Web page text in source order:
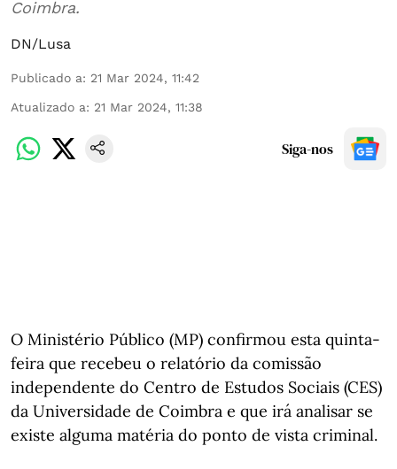
Coimbra.
DN/Lusa
Publicado a: 21 Mar 2024, 11:42
Atualizado a: 21 Mar 2024, 11:38
Siga-nos
O Ministério Público (MP) confirmou esta quinta-
feira que recebeu o relatório da comissão
independente do Centro de Estudos Sociais (CES)
da Universidade de Coimbra e que irá analisar se
existe alguma matéria do ponto de vista criminal.